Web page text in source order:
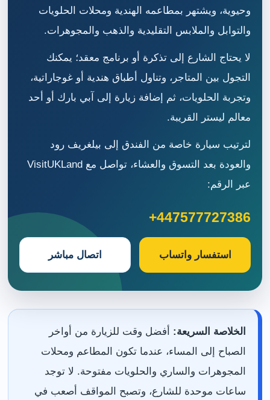
وحيوية، ويشتهر بمطاعمه الهندية ومحلات الحلويات
والتوابل والملابس التقليدية والذهب والمجوهرات.
لا يحتاج الشارع إلى تذكرة أو برنامج معقد؛ يمكنك
التجول بين المتاجر، وتناول أطباق هندية أو غوجاراتية،
وتجربة الحلويات، ثم إضافة زيارة إلى آبي بارك أو أحد
معالم ليستر القريبة.
لترتيب سيارة خاصة من الفندق إلى بيلغريف رود
والعودة بعد التسوق والعشاء، تواصل مع VisitUKLand
عبر الرقم:
+447577727386
استفسار واتساب اتصال مباشر
الخلاصة السريعة: أفضل وقت للزيارة من أواخر
الصباح إلى المساء، عندما تكون المطاعم ومحلات
المجوهرات والساري والحلويات مفتوحة. لا توجد
ساعات موحدة للشارع، وتصبح المواقف أصعب في